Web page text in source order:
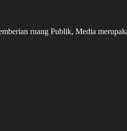
ruang Publik, Media